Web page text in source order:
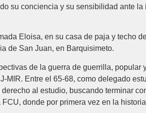
su conciencia y su sensibilidad ante
Eloisa, en su casa de paja y techo
de San Juan, en Barquisimeto.
de la guerra de guerrilla, popular
MIR. Entre el 65-68, como delegado
al estudio, buscando terminar
donde por primera vez en la